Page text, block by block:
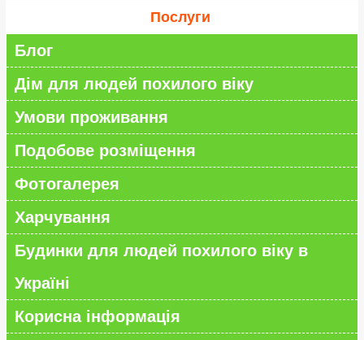
Послуги
Блог
Дім для людей похилого віку
Умови проживання
Подобове розміщення
Фотогалерея
Харчування
Будинки для людей похилого віку в
Україні
Корисна інформація